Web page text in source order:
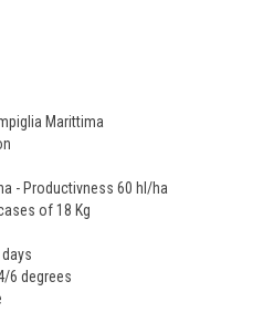
Marittima
- Productivness 60 hl/ha
of 18 Kg
6 degrees